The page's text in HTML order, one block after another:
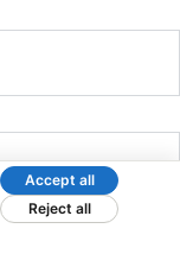
Accept all
Reject all